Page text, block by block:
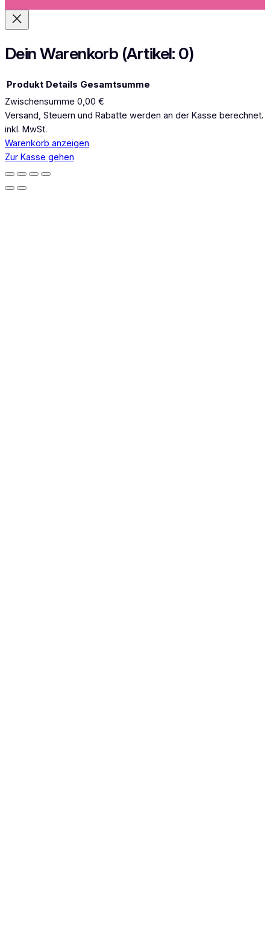
m
Dein Warenkorb (Artikel: 0)
Produkte
im
Warenkorb
Produkt Details Gesamtsumme
Zwischensumme 0,00 €
Versand, Steuern und Rabatte werden an der Kasse berechnet.
inkl. MwSt.
Warenkorb anzeigen
Zur Kasse gehen